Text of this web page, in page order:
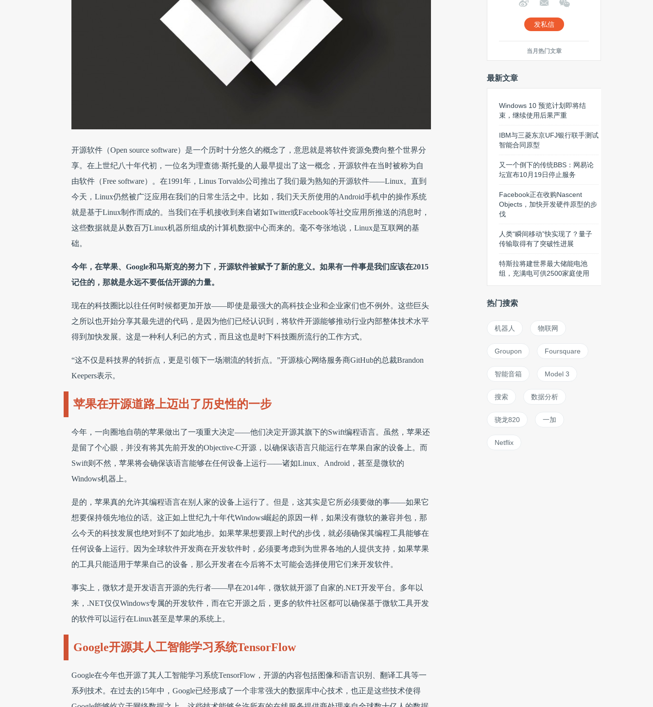
开源软件（Open source software）是一个历时十分悠久的概念了，意思就是将软件资源免费向整个世界分
享。在上世纪八十年代初，一位名为理查德·斯托曼的人最早提出了这一概念，开源软件在当时被称为自
由软件（Free software）。在1991年，Linus Torvalds公司推出了我们最为熟知的开源软件——Linux。直到
今天，Linux仍然被广泛应用在我们的日常生活之中。比如，我们天天所使用的Android手机中的操作系统
就是基于Linux制作而成的。当我们在手机接收到来自诸如Twitter或Facebook等社交应用所推送的消息时，
这些数据就是从数百万Linux机器所组成的计算机数据中心而来的。毫不夸张地说，Linux是互联网的基
础。
今年，在苹果、Google和马斯克的努力下，开源软件被赋予了新的意义。 如果有一件事是我们应该在2015
记住的，那就是永远不要低估开源的力量。
现在的科技圈比以往任何时候都更加开放——即使是最强大的高科技企业和企业家们也不例外。这些巨头
之所以也开始分享其最先进的代码，是因为他们已经认识到，将软件开源能够推动行业内部整体技术水平
得到加快发展。这是一种利人利己的方式，而且这也是时下科技圈所流行的工作方式。
“这不仅是科技界的转折点，更是引领下一场潮流的转折点。”开源核心网络服务商GitHub的总裁Brandon
Keepers表示。
苹果在开源道路上迈出了历史性的一步
今年，一向圈地自萌的苹果做出了一项重大决定——他们决定开源其旗下的Swift编程语言。虽然，苹果还
是留了个心眼，并没有将其先前开发的Objective-C开源，以确保该语言只能运行在苹果自家的设备上。而
Swift则不然，苹果将会确保该语言能够在任何设备上运行——诸如Linux、Android，甚至是微软的
Windows机器上。
是的，苹果真的允许其编程语言在别人家的设备上运行了。但是，这其实是它所必须要做的事——如果它
想要保持领先地位的话。这正如上世纪九十年代Windows崛起的原因一样，如果没有微软的兼容并包，那
么今天的科技发展也绝对到不了如此地步。如果苹果想要跟上时代的步伐，就必须确保其编程工具能够在
任何设备上运行。因为全球软件开发商在开发软件时，必须要考虑到为世界各地的人提供支持，如果苹果
的工具只能适用于苹果自己的设备，那么开发者在今后将不太可能会选择使用它们来开发软件。
事实上，微软才是开发语言开源的先行者——早在2014年，微软就开源了自家的.NET开发平台。多年以
来，.NET仅仅Windows专属的开发软件，而在它开源之后，更多的软件社区都可以确保基于微软工具开发
的软件可以运行在Linux甚至是苹果的系统上。
Google开源其人工智能学习系统TensorFlow
Google在今年也开源了其人工智能学习系统TensorFlow，开源的内容包括图像和语言识别、翻译工具等一
系列技术。在过去的15年中，Google已经形成了一个非常强大的数据库中心技术，也正是这些技术使得
发私信
当月热门文章
最新文章
Windows 10 预览计划即将结
束，继续使用后果严重
IBM与三菱东京UFJ银行联手测试
智能合同原型
又一个倒下的传统BBS：网易论
坛宣布10月19日停止服务
Facebook正在收购Nascent
Objects，加快开发硬件原型的步
伐
人类“瞬间移动”快实现了？量子
传输取得有了突破性进展
特斯拉将建世界最大储能电池
组，充满电可供2500家庭使用
热门搜索
机器人 物联网
Groupon Foursquare
智能音箱 Model 3
搜索 数据分析
骁龙820 一加
Netflix